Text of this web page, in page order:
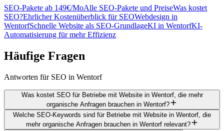
SEO-Pakete ab 149€/MoAlle SEO-Pakete und PreiseWas kostet
SEO?Ehrlicher Kostenüberblick für SEOWebdesign in
WentorfSchnelle Website als SEO-GrundlageKI in WentorfKI-
Automatisierung für mehr Effizienz
Häufige Fragen
Antworten für SEO in Wentorf
Was kostet SEO für Betriebe mit Website in Wentorf, die mehr
organische Anfragen brauchen in Wentorf?
Welche SEO-Keywords sind für Betriebe mit Website in Wentorf, die
mehr organische Anfragen brauchen in Wentorf relevant?